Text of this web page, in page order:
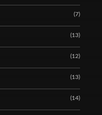
(7)
(13)
(12)
(13)
(14)